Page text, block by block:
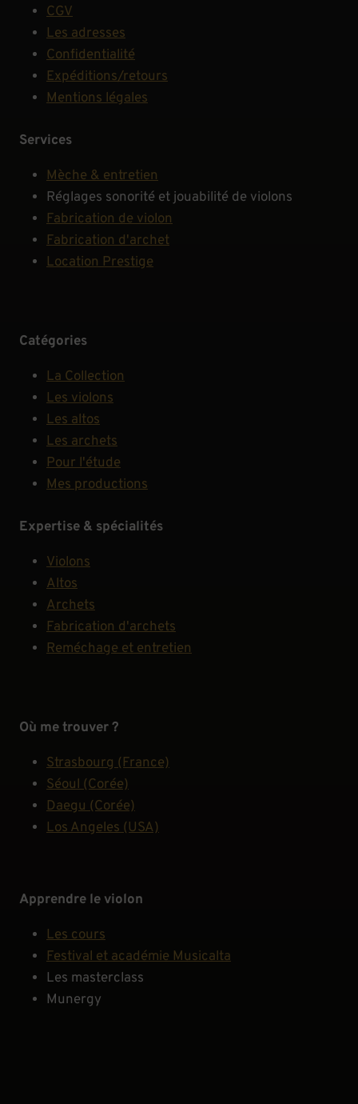
CGV
Les adresses
Confidentialité
Expéditions/retours
Mentions légales
Services
Mèche & entretien
Réglages sonorité et jouabilité de violons
Fabrication de violon
Fabrication d'archet
Location Prestige
Catégories
La Collection
Les violons
Les altos
Les archets
Pour l'étude
Mes productions
Expertise & spécialités
Violons
Altos
Archets
Fabrication d'archets
Reméchage et entretien
Où me trouver ?
Strasbourg (France)
Séoul (Corée)
Daegu (Corée)
Los Angeles (USA)
Apprendre le violon
Les cours
Festival et académie Musicalta
Les masterclass
Munergy